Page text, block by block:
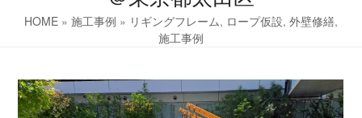
HOME » 施工事例 » リギングフレーム, ロープ仮設, 外壁修繕,
施工事例